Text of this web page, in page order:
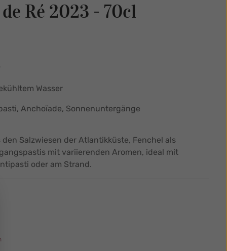
Ré 2023 - 70cl
Wasser
Anchoïade, Sonnenuntergänge
Salzwiesen der Atlantikküste, Fenchel als
mit variierenden Aromen, ideal mit
oder am Strand.